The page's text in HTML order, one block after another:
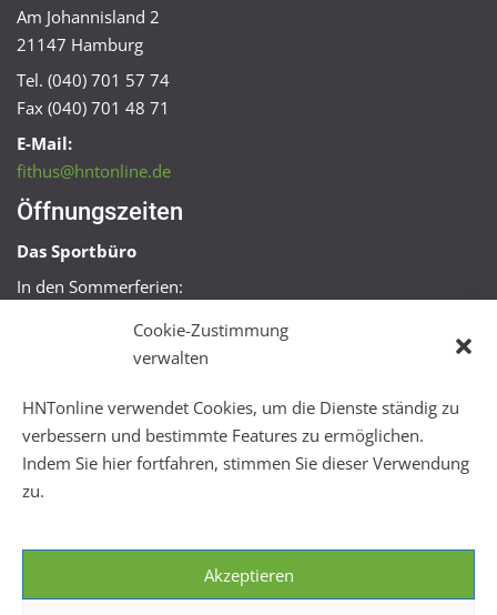
Cookie-Zustimmung
verwalten
HNTonline verwendet Cookies, um die Dienste ständig zu
verbessern und bestimmte Features zu ermöglichen.
Indem Sie hier fortfahren, stimmen Sie dieser Verwendung
zu.
Akzeptieren
Am Johannisland 2
21147 Hamburg
Tel. (040) 701 57 74
Fax (040) 701 48 71
E-Mail:
fithus@hntonline.de
Öffnungszeiten
Das Sportbüro
In den Sommerferien:
Mo + Mi 16:00 – 18:00 Uhr
Mo – Fr 08:00 – 22:00 Uhr
Sa + So 10:00 – 18:00 Uhr